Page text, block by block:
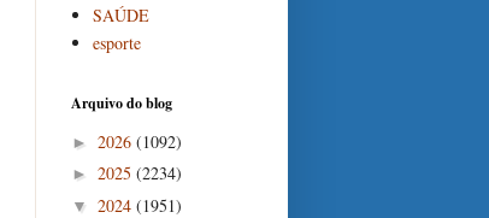
SAÚDE
esporte
Arquivo do blog
► 2026 (1092)
► 2025 (2234)
▼ 2024 (1951)